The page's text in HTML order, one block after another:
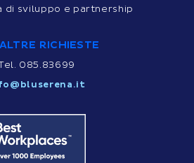
di sviluppo e partnership
RICHIESTE
085.83699